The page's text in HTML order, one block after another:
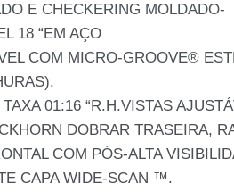
E CHECKERING MOLDADO-
18 “EM AÇO
COM MICRO-GROOVE®
01:16 “R.H.VISTAS
DOBRAR TRASEIRA,
COM PÓS-ALTA
CAPA WIDE-SCAN ™.